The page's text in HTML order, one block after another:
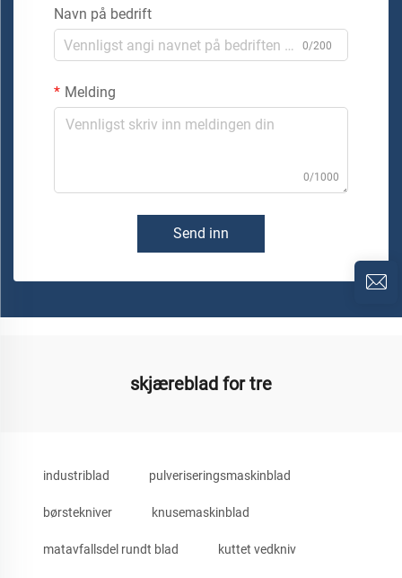
Navn på bedrift
0/200
Melding
0/1000
Send inn
skjæreblad for tre
industriblad pulveriseringsmaskinblad
børstekniver knusemaskinblad
matavfallsdel rundt blad kuttet vedkniv